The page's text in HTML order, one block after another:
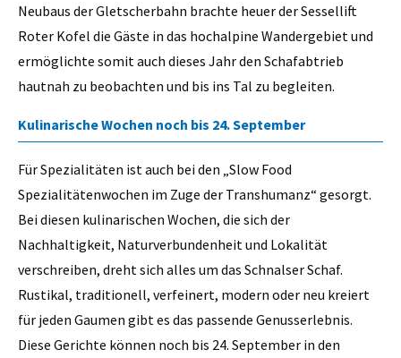
Neubaus der Gletscherbahn brachte heuer der Sessellift
Roter Kofel die Gäste in das hochalpine Wandergebiet und
ermöglichte somit auch dieses Jahr den Schafabtrieb
hautnah zu beobachten und bis ins Tal zu begleiten.
Kulinarische Wochen noch bis 24. September
Für Spezialitäten ist auch bei den „Slow Food
Spezialitätenwochen im Zuge der Transhumanz“ gesorgt.
Bei diesen kulinarischen Wochen, die sich der
Nachhaltigkeit, Naturverbundenheit und Lokalität
verschreiben, dreht sich alles um das Schnalser Schaf.
Rustikal, traditionell, verfeinert, modern oder neu kreiert
für jeden Gaumen gibt es das passende Genusserlebnis.
Diese Gerichte können noch bis 24. September in den